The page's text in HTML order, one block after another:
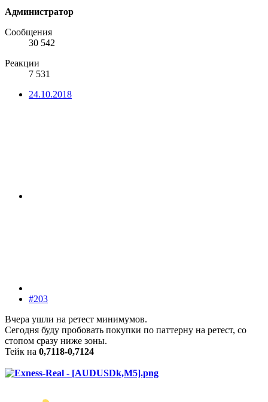
Администратор
Сообщения
30 542
Реакции
7 531
24.10.2018
#203
Вчера ушли на ретест минимумов.
Сегодня буду пробовать покупки по паттерну на ретест, со
стопом сразу ниже зоны.
Тейк на 0,7118-0,7124